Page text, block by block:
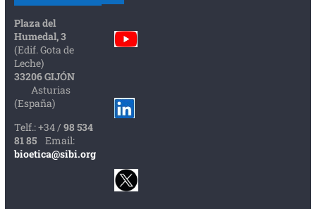
Plaza del
Humedal, 3
(Edif. Gota de
Leche)
33206 GIJÓN
Asturias
(España)
Telf.: +34 / 98 534
81 85
Email:
bioetica@sibi.org